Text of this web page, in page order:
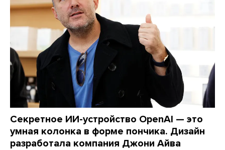
Секретное ИИ-устройство OpenAI — это
умная колонка в форме пончика. Дизайн
разработала компания Джони Айва